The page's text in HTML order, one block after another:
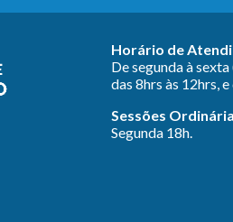
Horário de
De segunda à
das 8hrs às 12hrs,
Sessões
Segunda 18h.